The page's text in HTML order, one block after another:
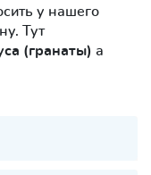
у нашего
Тут
(гранаты) а